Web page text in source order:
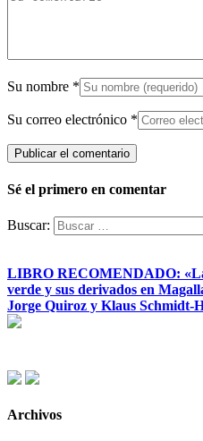
Su nombre *
Su correo electrónico *
Sé el primero en comentar
Buscar:
LIBRO RECOMENDADO:
verde y sus derivados en
Jorge Quiroz y Klaus Schmidt-
Archivos